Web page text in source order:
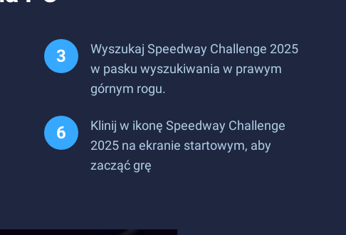
Wyszukaj Speedway Challenge 2025
w pasku wyszukiwania w prawym
górnym rogu.
Klinij w ikonę Speedway Challenge
2025 na ekranie startowym, aby
zacząć grę